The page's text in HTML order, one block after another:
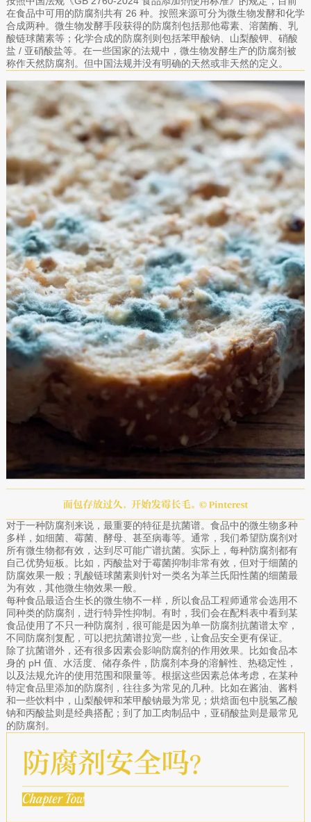
在食品中可用的防腐剂共有 26 种。按照来源可分为微生物发酵和化学
合成两种。微生物发酵手段获得的防腐剂包括那他霉素、溶菌酶、乳
酸链球菌素等；化学合成的防腐剂则包括苯甲酸钠、山梨酸钾、硝酸
盐 / 亚硝酸盐等。在一些国家的法规中，微生物发酵生产的防腐剂被
称作天然防腐剂。但中国法规并没有明确的天然或非天然的定义。
对于一种防腐剂来说，最重要的特征是抗菌谱。食品中的微生物多种
多样，如细菌、霉菌、酵母、甚至病毒等。通常，我们希望防腐剂对
所有微生物都有效，达到尽可能广谱抗菌。实际上，每种防腐剂都有
自己优势短板。比如，丙酸盐对于霉菌抑制非常有效，但对于细菌的
防腐效果一般；乳酸链球菌素则针对一类名为革兰氏阳性菌的细菌最
为有效，其他微生物效果一般。
每种食品最适合生长的微生物不一样，所以食品工程师通常会选用不
同种类的防腐剂，进行特异性抑制。有时，我们会在配料表中看到某
食品使用了不只一种防腐剂，很可能是因为单一防腐剂抗菌谱太窄，
不同防腐剂复配，可以把抗菌谱拉宽一些，让食品安全更有保证。
除了抗菌谱外，还有很多因素会影响防腐剂的作用效果。比如食品本
身的 pH 值、水活度、储存条件，防腐剂本身的溶解性、热稳定性，
以及法规允许的使用范围和限量等。根据这些因素总体考虑，在某种
特定食品里添加的防腐剂，往往多为常见的几种。比如在酱油、酱料
和一些饮料中，山梨酸钾和苯甲酸钠最为常见；烘焙面包中脱氢乙酸
钠和丙酸盐则是经典搭配；到了加工肉制品中，亚硝酸盐则是最常见
的防腐剂。